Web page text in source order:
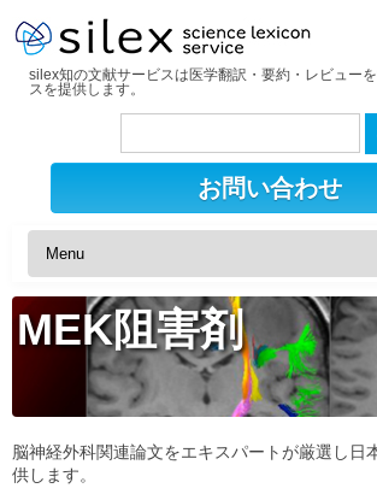
silex知の文献サービスは医学翻訳・要約・レビュー
スを提供します。
検
お問い合わせ
MEK阻害剤
脳神経外科関連論文をエキスパートが厳選し日
供します。